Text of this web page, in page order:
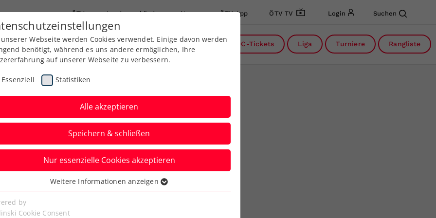
ÖTV Landesverbände News ÖTV App ÖTV TV Login Suchen
Ausbildung Services Über uns DC-Tickets Liga Turniere Rangliste
Sofia: Finale für
an Pichler
Webseite werden Cookies verwendet. Einige davon werden
benötigt, während es uns andere ermöglichen, Ihre
auf unserer Webseite zu verbessern.
Essenziell Statistiken
Alle akzeptieren
Speichern & schließen
Nur essenzielle Cookies akzeptieren
Cookies werden für grundlegende Funktionen der
benötigt. Dadurch ist gewährleistet, dass die Webseite
Weitere Informationen anzeigen
by
Cookie Consent